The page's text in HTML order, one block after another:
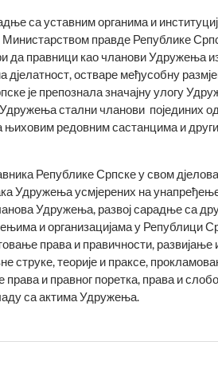
са уставним органима и
правде Републике
да правници као чланови Удружења
дјелатност, остваре међусобну
је препознала значајну улогу
стални чланови појединих
њиховим редовним састанцима и
Републике Српске у свом
Удружења усмјерених на
Удружења, развој сарадње са
и организацијама у Републици
права и правичности,
струке, теорије и праксе,
и правног поретка, права и
са актима Удружења.